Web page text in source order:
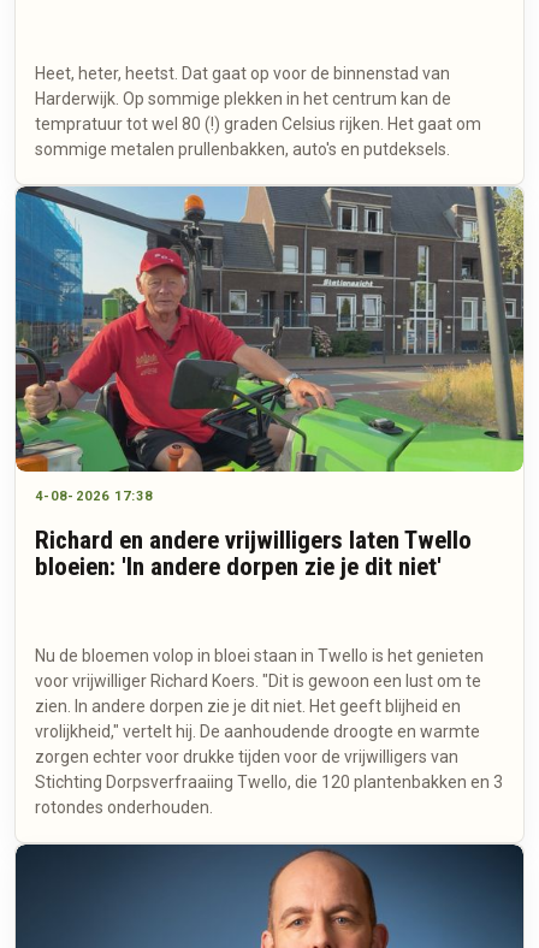
Heet, heter, heetst. Dat gaat op voor de binnenstad van
Harderwijk. Op sommige plekken in het centrum kan de
tempratuur tot wel 80 (!) graden Celsius rijken. Het gaat om
sommige metalen prullenbakken, auto's en putdeksels.
4-08-2026 17:38
Richard en andere vrijwilligers laten Twello
bloeien: 'In andere dorpen zie je dit niet'
Nu de bloemen volop in bloei staan in Twello is het genieten
voor vrijwilliger Richard Koers. "Dit is gewoon een lust om te
zien. In andere dorpen zie je dit niet. Het geeft blijheid en
vrolijkheid," vertelt hij. De aanhoudende droogte en warmte
zorgen echter voor drukke tijden voor de vrijwilligers van
Stichting Dorpsverfraaiing Twello, die 120 plantenbakken en 3
rotondes onderhouden.